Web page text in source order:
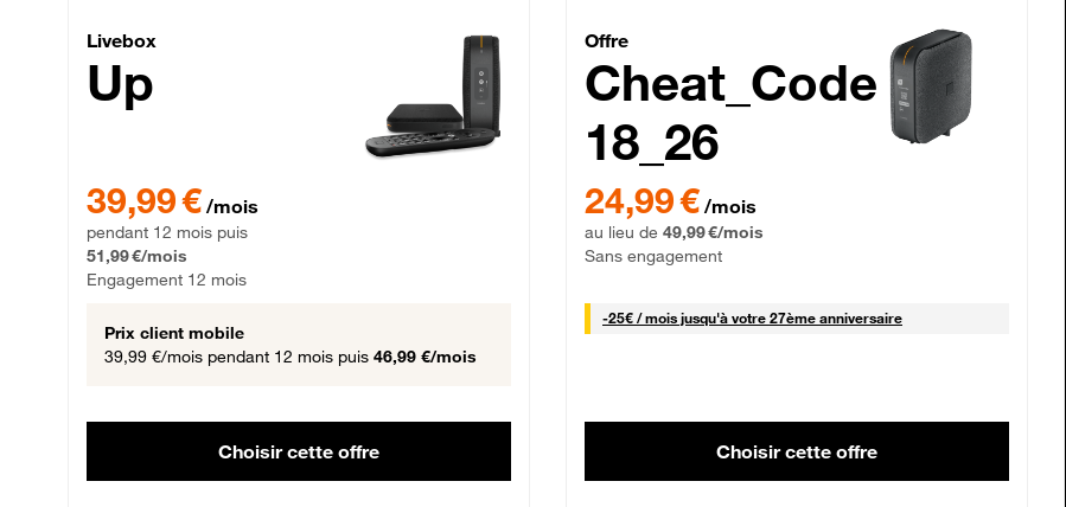
Livebox Up Fibre
Livebox
Up
39,99 € /mois
pendant 12 mois puis
51,99 €/mois
Engagement 12 mois
Prix client mobile
39,99 €/mois pendant 12 mois puis 46,99 €/mois
Choisir cette offre
Cheat_Code Fibre_18_26
Offre
Cheat_Code
18_26
24,99 € /mois
au lieu de 49,99 €/mois
Sans engagement
-25€ / mois25 € par mois
jusqu'à votre 27ème anniversaire
Choisir cette offre